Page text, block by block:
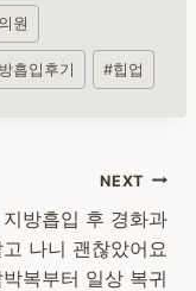
원
흡입후기 #힙업
NEXT
방흡입 후 경화과
나니 괜찮았어요
복부터 일상 복귀